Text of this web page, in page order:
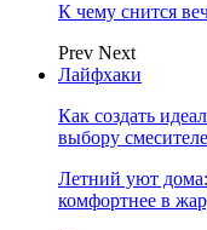
К чему снится
Prev Next
Лайфхаки
Как создать
выбору
Летний уют дома:
комфортнее в